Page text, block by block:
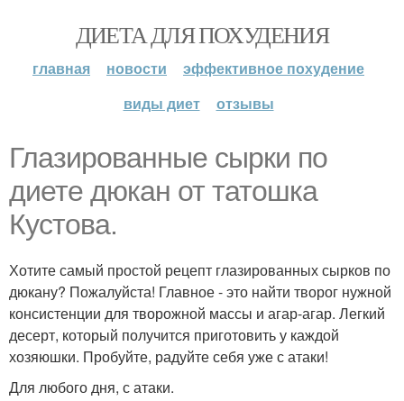
ДИЕТА ДЛЯ ПОХУДЕНИЯ
главная новости
эффективное похудение
виды диет
отзывы
Глазированные сырки по
диете дюкан от татошка
Кустова.
Хотите самый простой рецепт глазированных сырков по
дюкану? Пожалуйста! Главное - это найти творог нужной
консистенции для творожной массы и агар-агар. Легкий
десерт, который получится приготовить у каждой
хозяюшки. Пробуйте, радуйте себя уже с атаки!
Для любого дня, с атаки.